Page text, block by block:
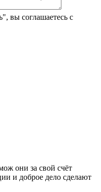
вы соглашаетесь с
они за свой счёт
и доброе дело сделают